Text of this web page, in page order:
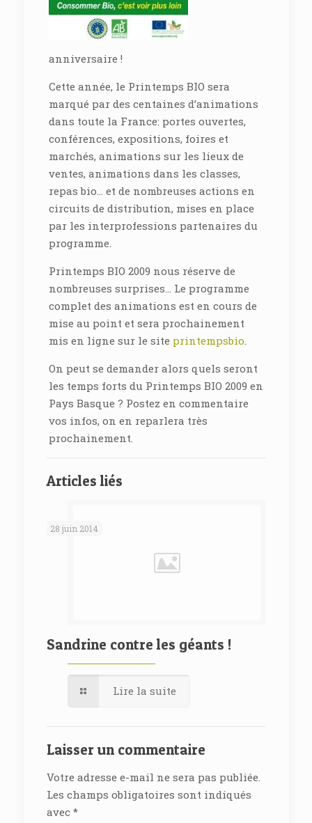
anniversaire !
Cette année, le Printemps BIO sera
marqué par des centaines d’animations
dans toute la France: portes ouvertes,
conférences, expositions, foires et
marchés, animations sur les lieux de
ventes, animations dans les classes,
repas bio… et de nombreuses actions en
circuits de distribution, mises en place
par les interprofessions partenaires du
programme.
Printemps BIO 2009 nous réserve de
nombreuses surprises… Le programme
complet des animations est en cours de
mise au point et sera prochainement
mis en ligne sur le site printempsbio.
On peut se demander alors quels seront
les temps forts du Printemps BIO 2009 en
Pays Basque ? Postez en commentaire
vos infos, on en reparlera très
prochainement.
Articles liés
28 juin 2014
Sandrine contre les géants !
Lire la suite
Laisser un commentaire
Votre adresse e-mail ne sera pas publiée.
Les champs obligatoires sont indiqués
avec *